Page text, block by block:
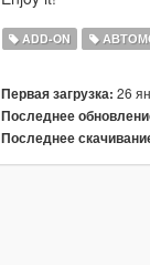
ADD-ON
Первая загрузка: 26
Последнее
Последнее